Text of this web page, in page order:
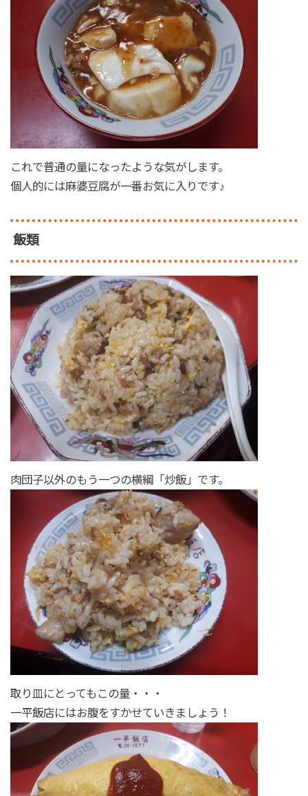
これで普通の量になったような気がします。
個人的には麻婆豆腐が一番お気に入りです♪
飯類
肉団子以外のもう一つの横綱「炒飯」です。
取り皿にとってもこの量・・・
一平飯店にはお腹をすかせていきましょう！